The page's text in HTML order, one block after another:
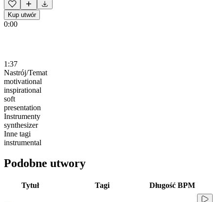
Kup utwór
0:00
1:37
Nastrój/Temat
motivational
inspirational
soft
presentation
Instrumenty
synthesizer
Inne tagi
instrumental
Podobne utwory
Tytuł Tagi Długość BPM